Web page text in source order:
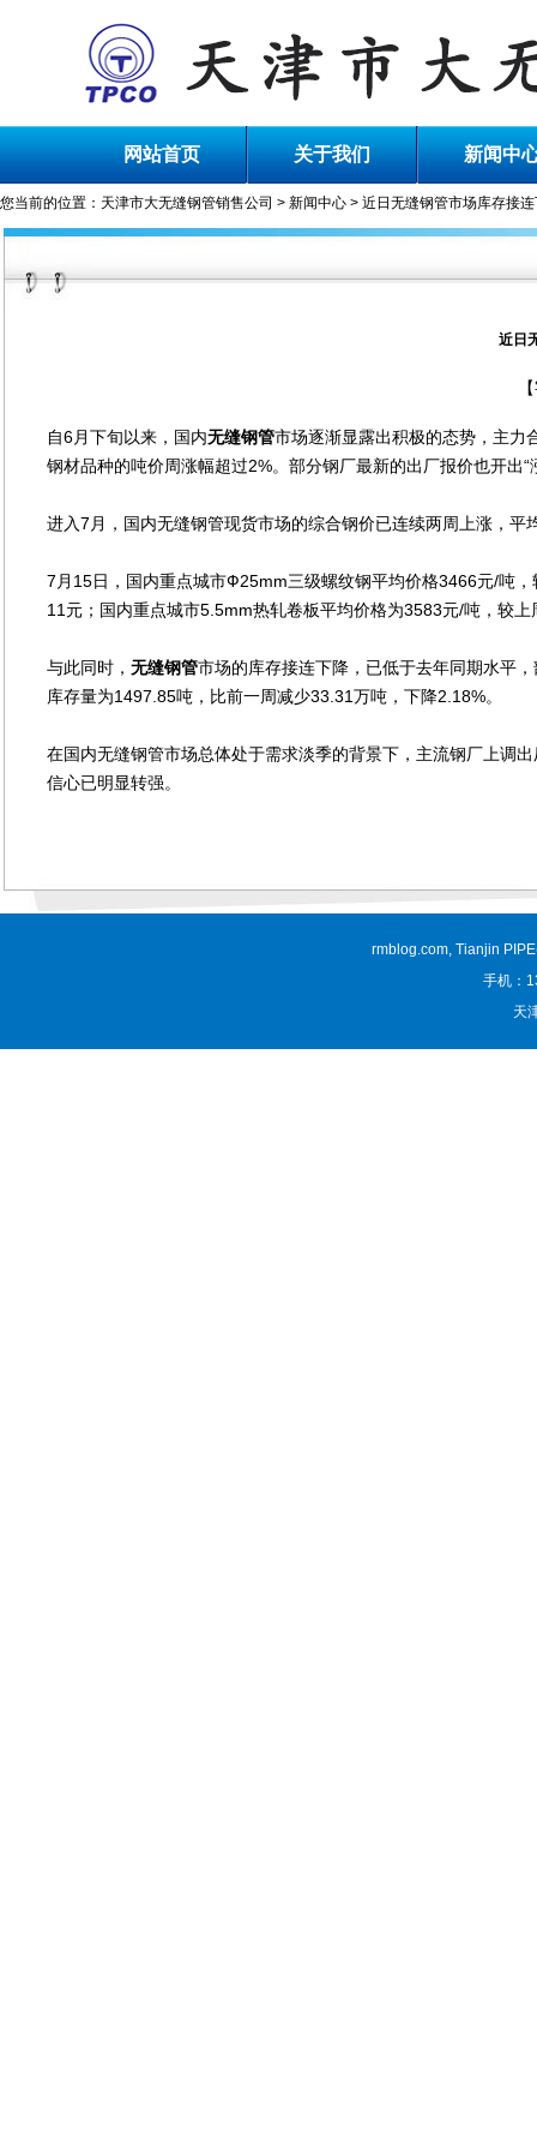
网站首页 关于我们 新闻中
您当前的位置： 天津市大无缝钢管销售公司 > 新闻中心 > 近日无缝钢管市场库存接
近日
自6月下旬以来，国内无缝钢管市场逐渐显露出积极的态势，主力
钢材品种的吨价周涨幅超过2%。部分钢厂最新的出厂报价也开出“
进入7月，国内无缝钢管现货市场的综合钢价已连续两周上涨，平
7月15日，国内重点城市Ф25mm三级螺纹钢平均价格3466元/吨
11元；国内重点城市5.5mm热轧卷板平均价格为3583元/吨，较上
与此同时， 无缝钢管市场的库存接连下降，已低于去年同期水平
库存量为1497.85吨，比前一周减少33.31万吨，下降2.18%。
在国内无缝钢管市场总体处于需求淡季的背景下，主流钢厂上调
信心已明显转强。
rmblog.com, Tianjin
手机：
天